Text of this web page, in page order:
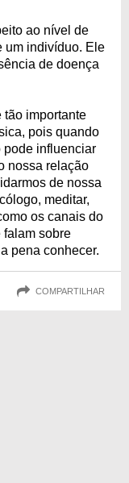
ao nível de
um indivíduo. Ele
de doença
tão importante
pois quando
pode influenciar
nossa relação
de nossa
meditar,
os canais do
falam sobre
pena conhecer.
COMPARTILHAR